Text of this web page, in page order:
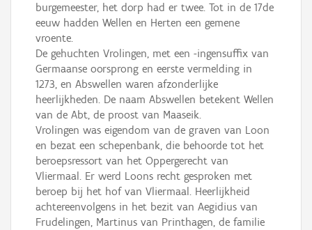
burgemeester, het dorp had er twee. Tot in de 17de
eeuw hadden Wellen en Herten een gemene
vroente.
De gehuchten Vrolingen, met een -ingensuffix van
Germaanse oorsprong en eerste vermelding in
1273, en Abswellen waren afzonderlijke
heerlijkheden. De naam Abswellen betekent Wellen
van de Abt, de proost van Maaseik.
Vrolingen was eigendom van de graven van Loon
en bezat een schepenbank, die behoorde tot het
beroepsressort van het Oppergerecht van
Vliermaal. Er werd Loons recht gesproken met
beroep bij het hof van Vliermaal. Heerlijkheid
achtereenvolgens in het bezit van Aegidius van
Frudelingen, Martinus van Printhagen, de familie